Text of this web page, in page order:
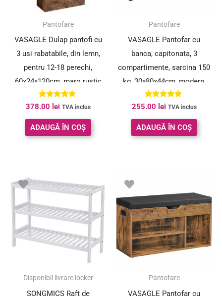
Pantofare
VASAGLE Dulap pantofi cu
3 usi rabatabile, din lemn,
pentru 12-18 perechi,
60x24x120cm, maro rustic
Evaluat la
5.00
din 5
378.00 lei TVA inclus
ADAUGĂ ÎN COȘ
Pantofare
VASAGLE Pantofar cu
banca, capitonata, 3
compartimente, sarcina 150
kg, 30x80x44cm, modern,
alb
Evaluat la
4.95
din 5
255.00 lei TVA inclus
ADAUGĂ ÎN COȘ
Disponibil livrare locker
SONGMICS Raft de
Pantofare
VASAGLE Pantofar cu